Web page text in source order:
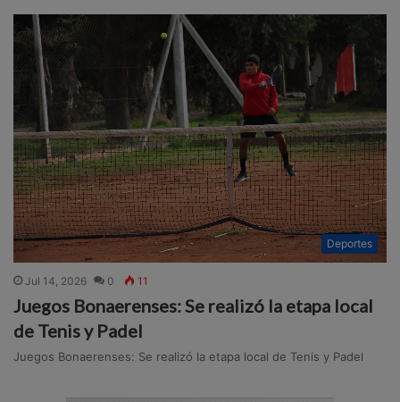
Deportes
Jul 14, 2026 0 11
Juegos Bonaerenses: Se realizó la etapa local
de Tenis y Padel
Juegos Bonaerenses: Se realizó la etapa local de Tenis y Padel